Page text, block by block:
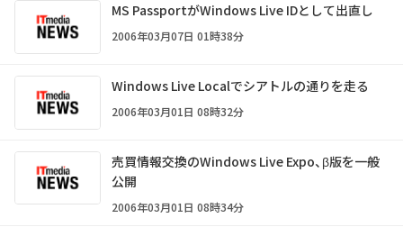
MS PassportがWindows Live IDとして出直し
2006年03月07日 01時38分
Windows Live Localでシアトルの通りを走る
2006年03月01日 08時32分
売買情報交換のWindows Live Expo、β版を一般
公開
2006年03月01日 08時34分